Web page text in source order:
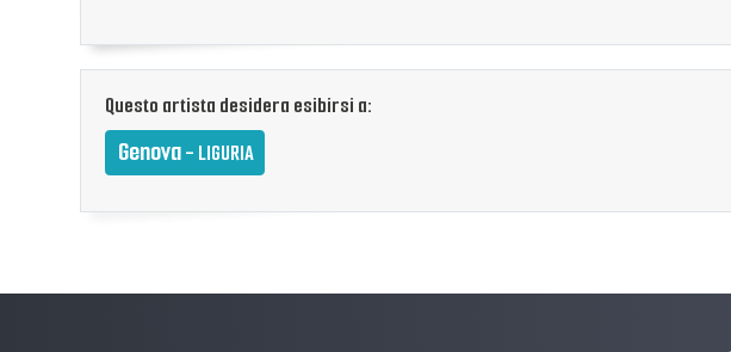
Questo artista desidera esibirsi a:
Genova- LIGURIA